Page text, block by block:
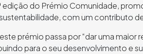
edição do Prémio Comunidade,
com um contributo
prémio passa por “dar uma maior
para o seu desenvolvimento e